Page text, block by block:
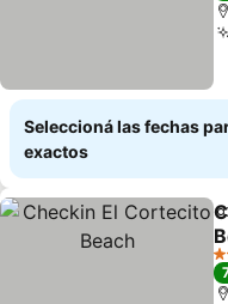
Seleccioná las fechas
exactos
3